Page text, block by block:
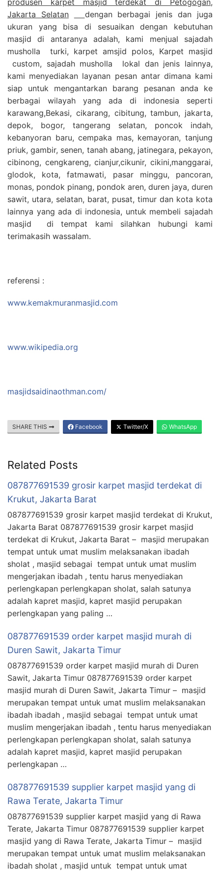
Jakarta Selatan
dengan berbagai jenis dan juga
ukuran yang bisa di sesuaikan dengan kebutuhan
masjid di antaranya adalah, kami menjual sajadah
musholla turki, karpet amsjid polos, Karpet masjid
custom, sajadah musholla lokal dan jenis lainnya,
kami menyediakan layanan pesan antar dimana kami
siap untuk mengantarkan barang pesanan anda ke
berbagai wilayah yang ada di indonesia seperti
karawang,Bekasi, cikarang, cibitung, tambun, jakarta,
depok, bogor, tangerang selatan, poncok indah,
kebanyoran baru, cempaka mas, kemayoran, tanjung
priuk, gambir, senen, tanah abang, jatinegara, pekayon,
cibinong, cengkareng, cianjur,cikunir, cikini,manggarai,
glodok, kota, fatmawati, pasar minggu, pancoran,
monas, pondok pinang, pondok aren, duren jaya, duren
sawit, utara, selatan, barat, pusat, timur dan kota kota
lainnya yang ada di indonesia, untuk membeli sajadah
masjid di tempat kami silahkan hubungi kami
terimakasih wassalam.
referensi :
www.kemakmuranmasjid.com
www.wikipedia.org
masjidsaidinaothman.com/
SHARE THIS Facebook Twitter/X WhatsApp
Related Posts
087877691539 grosir karpet masjid terdekat di
Krukut, Jakarta Barat
087877691539 grosir karpet masjid terdekat di Krukut,
Jakarta Barat 087877691539 grosir karpet masjid
terdekat di Krukut, Jakarta Barat – masjid merupakan
tempat untuk umat muslim melaksanakan ibadah
sholat , masjid sebagai tempat untuk umat muslim
mengerjakan ibadah , tentu harus menyediakan
perlengkapan perlengkapan sholat, salah satunya
adalah kapret masjid, kapret masjid perupakan
perlengkapan yang paling …
087877691539 order karpet masjid murah di
Duren Sawit, Jakarta Timur
087877691539 order karpet masjid murah di Duren
Sawit, Jakarta Timur 087877691539 order karpet
masjid murah di Duren Sawit, Jakarta Timur – masjid
merupakan tempat untuk umat muslim melaksanakan
ibadah ibadah , masjid sebagai tempat untuk umat
muslim mengerjakan ibadah , tentu harus menyediakan
perlengkapan perlengkapan sholat, salah satunya
adalah kapret masjid, kapret masjid perupakan
perlengkapan …
087877691539 supplier karpet masjid yang di
Rawa Terate, Jakarta Timur
087877691539 supplier karpet masjid yang di Rawa
Terate, Jakarta Timur 087877691539 supplier karpet
masjid yang di Rawa Terate, Jakarta Timur – masjid
merupakan tempat untuk umat muslim melaksanakan
ibadah sholat , masjid untuk tempat untuk umat